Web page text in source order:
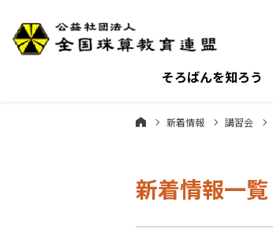
そろばんを知ろう
新着情報 講習会
新着情報一覧